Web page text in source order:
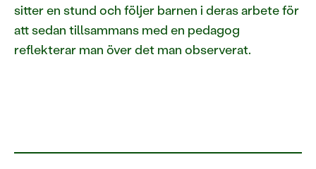
sitter en stund och följer barnen i deras arbete för
att sedan tillsammans med en pedagog
reflekterar man över det man observerat.